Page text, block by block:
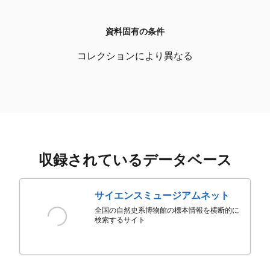
資料固有の条件
コレクションにより異なる
収録されているデータベース
サイエンスミュージアムネット
全国の自然史系博物館の標本情報を横断的に
検索するサイト